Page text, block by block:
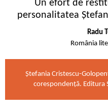
Un efort de
personalitatea
Radu
România
Ștefania Cristescu-
corespondență. Editura